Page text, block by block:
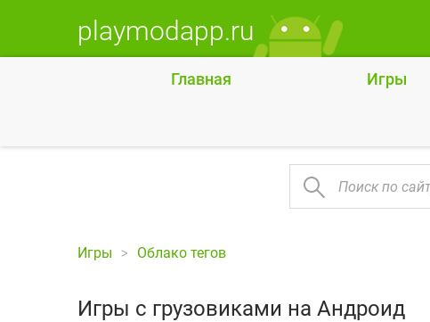
playmodapp.ru
Главная Игры
Игры Облако тегов
Игры с грузовиками на Андроид